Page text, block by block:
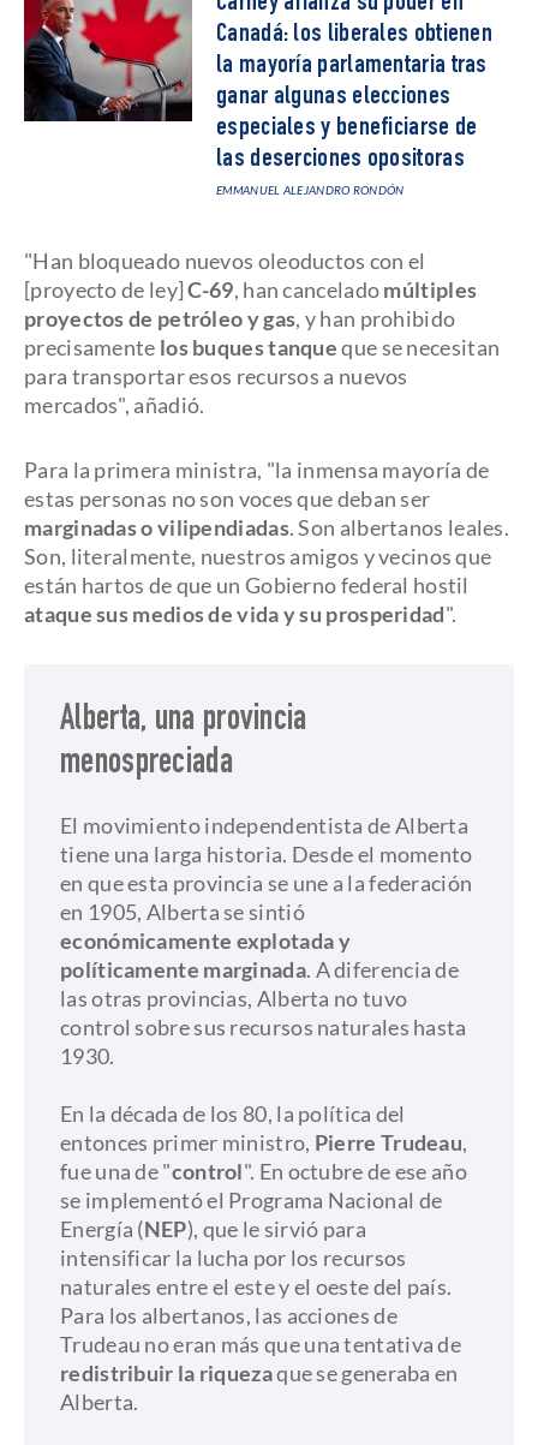
Canadá: los liberales obtienen
la mayoría parlamentaria tras
ganar algunas elecciones
especiales y beneficiarse de
las deserciones opositoras
EMMANUEL ALEJANDRO RONDÓN
"Han bloqueado nuevos oleoductos con el
[proyecto de ley]C-69, han canceladomúltiples
proyectos de petróleo y gas, y han prohibido
precisamente los buques tanqueque se necesitan
para transportar esos recursos a nuevos
mercados", añadió.
Para la primera ministra, "la inmensa mayoría de
estas personas no son voces que deban ser
marginadas o vilipendiadas. Son albertanos leales.
Son, literalmente, nuestros amigos y vecinos que
están hartos de que un Gobierno federal hostil
ataque sus medios de vida y su prosperidad".
Alberta, una provincia
menospreciada
El movimiento independentista de Alberta
tiene una larga historia. Desde el momento
en que esta provincia se une a la federación
en 1905, Alberta se sintió
económicamente explotada y
políticamente marginada. A diferencia de
las otras provincias, Alberta no tuvo
control sobre sus recursos naturales hasta
1930.
En la década de los 80, la política del
entonces primer ministro, Pierre Trudeau,
fue una de "control". En octubre de ese año
se implementó el Programa Nacional de
Energía (NEP), que le sirvió para
intensificar la lucha por los recursos
naturales entre el este y el oeste del país.
Para los albertanos, las acciones de
Trudeau no eran más que una tentativa de
redistribuir la riquezaque se generaba en
Alberta.